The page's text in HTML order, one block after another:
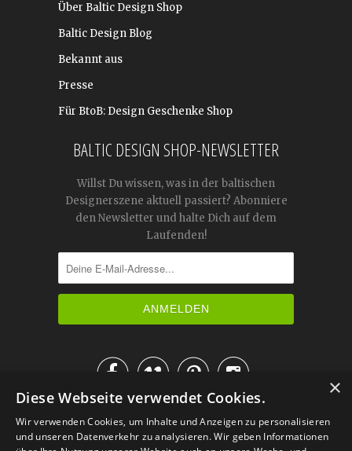
Über Baltic Design Shop
Baltic Design Blog
Bekannt aus
Presse
Für BtoB: Design Geschenke Shop
BALTIC DESIGN SHOP-NEWSLETTER
Willst Du wissen, was in der baltischen
Designerszene aktuell passiert? Abonniere
den Newsletter und halte Dich auf dem
Laufenden!

IM KATALOG BLÄTTERN
×
Diese Webseite verwendet Cookies.
Wir verwenden Cookies, um Inhalte und Anzeigen zu personalisieren
und unseren Datenverkehr zu analysieren. Wir geben Informationen